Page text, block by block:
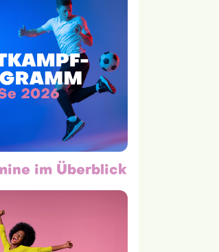
im Überblick